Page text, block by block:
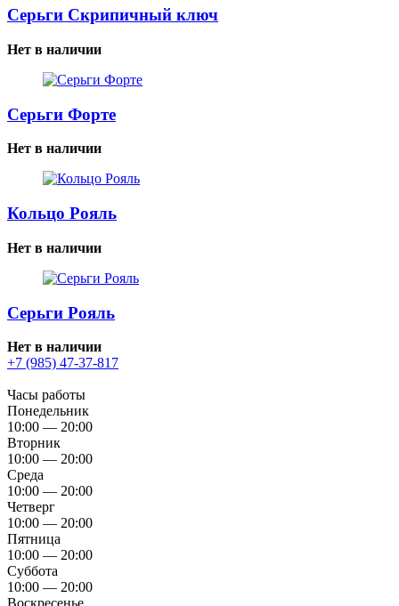
Серьги Скрипичный ключ
Нет в наличии
Серьги Форте
Нет в наличии
Кольцо Рояль
Нет в наличии
Серьги Рояль
Нет в наличии
+7 (985) 47-37-817
Часы работы
Понедельник
10:00 — 20:00
Вторник
10:00 — 20:00
Среда
10:00 — 20:00
Четверг
10:00 — 20:00
Пятница
10:00 — 20:00
Суббота
10:00 — 20:00